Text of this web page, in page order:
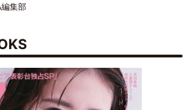
集部